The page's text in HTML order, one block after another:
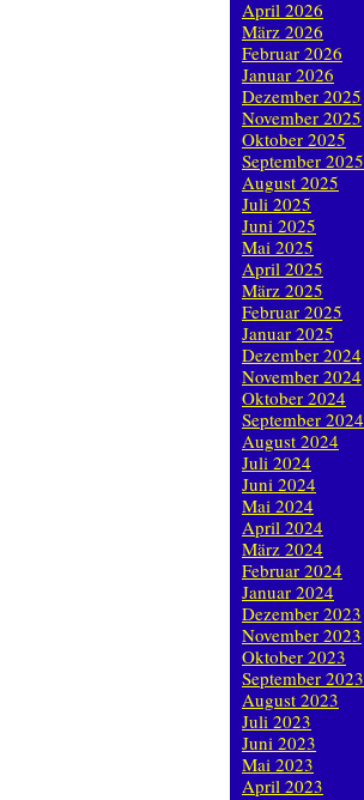
April 2026
März 2026
Februar 2026
Januar 2026
Dezember 2025
November 2025
Oktober 2025
September 2025
August 2025
Juli 2025
Juni 2025
Mai 2025
April 2025
März 2025
Februar 2025
Januar 2025
Dezember 2024
November 2024
Oktober 2024
September 2024
August 2024
Juli 2024
Juni 2024
Mai 2024
April 2024
März 2024
Februar 2024
Januar 2024
Dezember 2023
November 2023
Oktober 2023
September 2023
August 2023
Juli 2023
Juni 2023
Mai 2023
April 2023